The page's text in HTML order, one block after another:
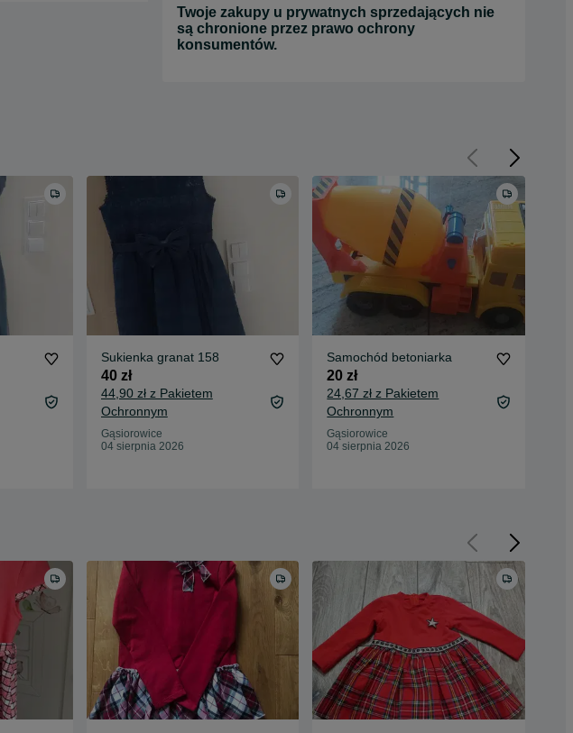
Twoje zakupy u prywatnych sprzedających nie
są chronione przez prawo ochrony
konsumentów.
Sukienka granat 158
40 zł
44,90 zł z Pakietem
Ochronnym
Gąsiorowice
04 sierpnia 2026
Samochód betoniarka
20 zł
24,67 zł z Pakietem
Ochronnym
Gąsiorowice
04 sierpnia 2026